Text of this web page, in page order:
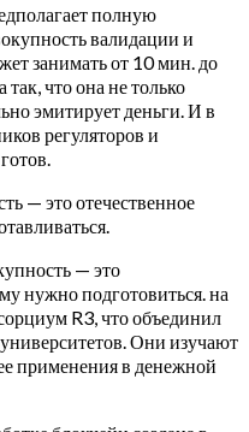
полную
валидации и
занимать от 10 мин. до
что она не только
эмитирует деньги. И в
регуляторов и
— это отечественное
— это
нужно подготовиться. на
R3, что объединил
Они изучают
применения в денежной